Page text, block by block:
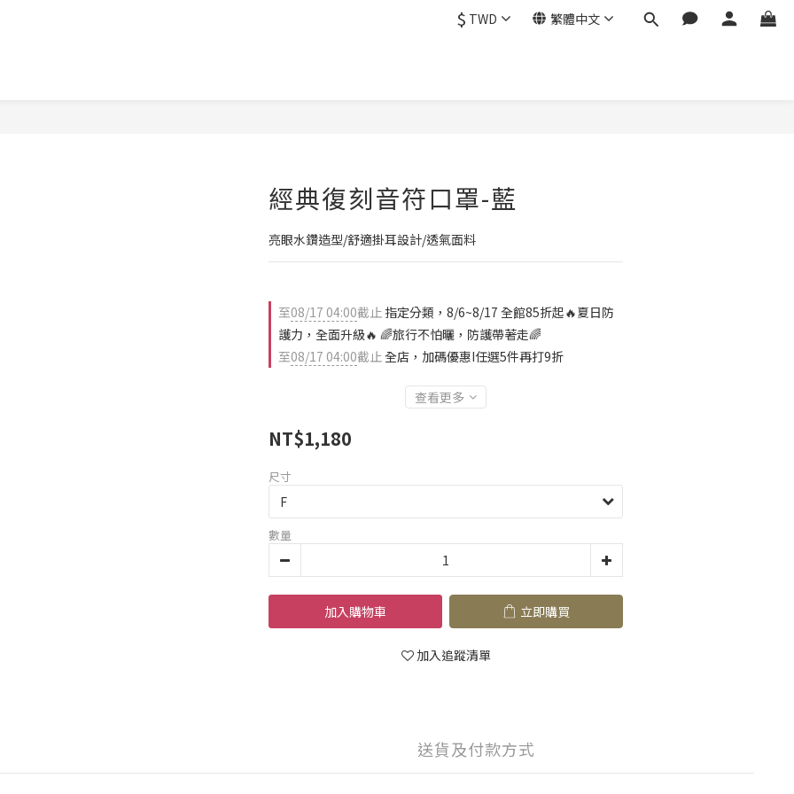
$ TWD 繁體中文
經典復刻音符口罩-藍
亮眼水鑽造型/舒適掛耳設計/透氣面料
至08/17 04:00截止 指定分類，8/6~8/17 全館85折起🔥夏日防
護力，全面升級🔥 🌈旅行不怕曬，防護帶著走🌈
至08/17 04:00截止全店，加碼優惠I任選5件再打9折
查看更多
NT$1,180
尺寸
數量
加入購物車 立即購買
加入追蹤清單
送貨及付款方式